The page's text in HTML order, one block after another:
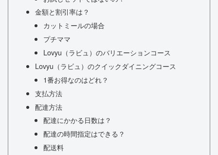
金額と割引率は？
カットミールの場合
プチママ
Lovyu（ラビュ）のバリエーションコース
Lovyu（ラビュ）のクイックダイニングコース
1番お得なのはどれ？
支払方法
配達方法
配達にかかる日数は？
配達の時間指定はできる？
配送料